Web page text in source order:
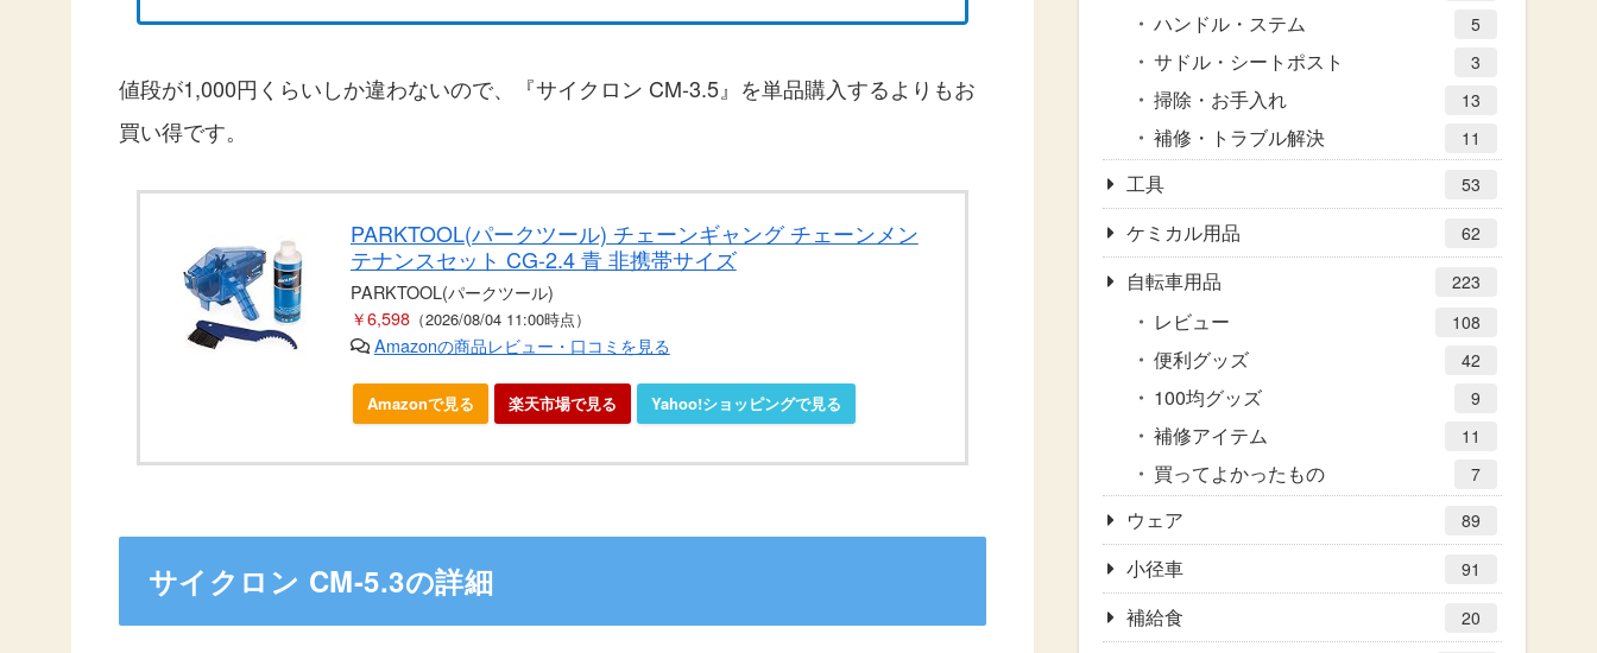
値段が1,000円くらいしか違わないので、『サイクロン CM-3.5』を単品購入するよりもお
買い得です。
PARKTOOL(パークツール) チェーンギャング チェーンメン
テナンスセット CG-2.4 青 非携帯サイズ
PARKTOOL(パークツール)
￥6,598（2026/08/04 11:00時点）
Amazonの商品レビュー・口コミを見る
Amazonで見る 楽天市場で見る Yahoo!ショッピングで見る
サイクロン CM-5.3の詳細
ハンドル・ステム 5
サドル・シートポスト 3
掃除・お手入れ 13
補修・トラブル解決 11
工具 53
ケミカル用品 62
自転車用品 223
レビュー 108
便利グッズ 42
100均グッズ 9
補修アイテム 11
買ってよかったもの 7
ウェア 89
小径車 91
補給食 20